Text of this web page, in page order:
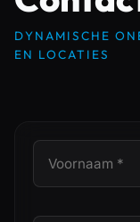
DYNAMISCHE
EN LOCATIES